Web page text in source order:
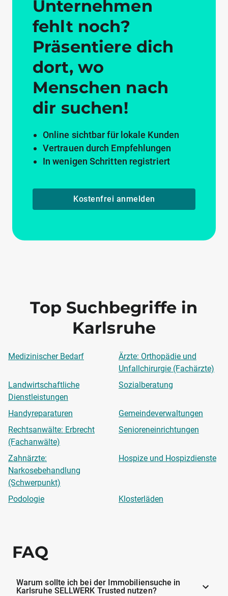
Unternehmen
fehlt noch?
Präsentiere dich
dort, wo
Menschen nach
dir suchen!
Online sichtbar für lokale Kunden
Vertrauen durch Empfehlungen
In wenigen Schritten registriert
Kostenfrei anmelden
Top Suchbegriffe in
Karlsruhe
Medizinischer Bedarf
Ärzte: Orthopädie und
Unfallchirurgie (Fachärzte)
Landwirtschaftliche
Dienstleistungen
Sozialberatung
Handyreparaturen
Gemeindeverwaltungen
Rechtsanwälte: Erbrecht
(Fachanwälte)
Senioreneinrichtungen
Zahnärzte:
Narkosebehandlung
(Schwerpunkt)
Hospize und Hospizdienste
Podologie Klosterläden
FAQ
Warum sollte ich bei der Immobiliensuche in
Karlsruhe SELLWERK Trusted nutzen?